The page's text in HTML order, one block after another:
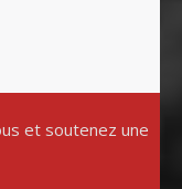
et soutenez une